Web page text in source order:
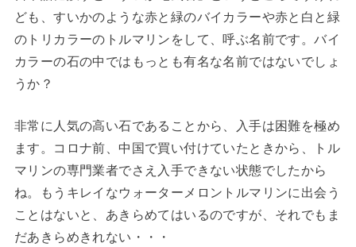
ども、すいかのような赤と緑のバイカラーや赤と白と緑
のトリカラーのトルマリンをして、呼ぶ名前です。バイ
カラーの石の中ではもっとも有名な名前ではないでしょ
うか？
非常に人気の高い石であることから、入手は困難を極め
ます。コロナ前、中国で買い付けていたときから、トル
マリンの専門業者でさえ入手できない状態でしたから
ね。もうキレイなウォーターメロントルマリンに出会う
ことはないと、あきらめてはいるのですが、それでもま
だあきらめきれない・・・